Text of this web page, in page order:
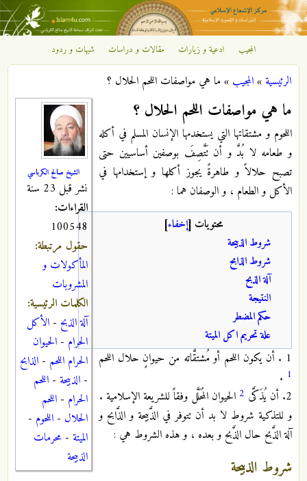
تجاوز إلى المحتوى الرئيسي
مركز
الإشعاع
الإسلامي
المجيب ادعية و زيارات مقالات و دراسات شبهات و ردود
أنت هنا
الرئيسية»المجيب »ما هي مواصفات اللحم الحلال ؟
الشيخ صالح الكرباسي
نشر قبل 23 سنة
القراءات:
100548
حقول مرتبطة:
المأكولات و
المشروبات
الكلمات الرئيسية:
آلة الذبح - الأكل
الحرام - الحيوان
الحرام اللحم - الذابح
- الذبيحة - اللحم
الحرام - اللحم
الحلال - اللحوم -
الميتة - محرمات
الذبيحة
ما هي مواصفات اللحم الحلال ؟
اللحوم و مشتقاتها التي يستخدمها الإنسان المسلم في أكله
و طعامه لا بُدَّ و أن تَتَّصِفَ بوصفين أساسيين حتى
تصبح حلالاً و طاهرةً يجوز أكلها و إستخدامها في
الأكل و الطعام ، و الوصفان هما :
محتويات [إخفاء]
شروط الذبيحة
شروط الذابح
آلة الذبح
النتيجة
حكم المضطر
علة تحريم اكل الميتة
1 . أن يكون اللحم أو مُشتقَّاته من حيوانٍ حلال اللحم
1
.
2. أن يُذَكَّى
2 الحيوان المُحَلَّل وفقاً للشريعة الإسلامية .
و للتذكية شروط لا بد أن تتوفر في الذَّبيحة و الذَّابح و
آلة الذَّبح حال الذَّبح و بعده ، و هذه الشروط هي :
شروط الذبيحة